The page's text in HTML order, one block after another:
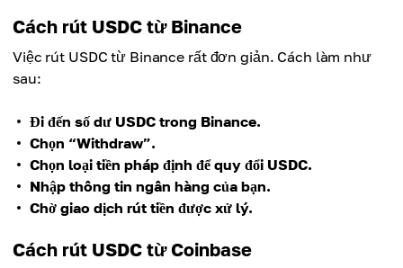
Cách rút USDC từ Binance
Việc rút USDC từ Binance rất đơn giản. Cách làm như
sau:
Đi đến số dư USDC trong Binance.
Chọn “Withdraw”.
Chọn loại tiền pháp định để quy đổi USDC.
Nhập thông tin ngân hàng của bạn.
Chờ giao dịch rút tiền được xử lý.
Cách rút USDC từ Coinbase